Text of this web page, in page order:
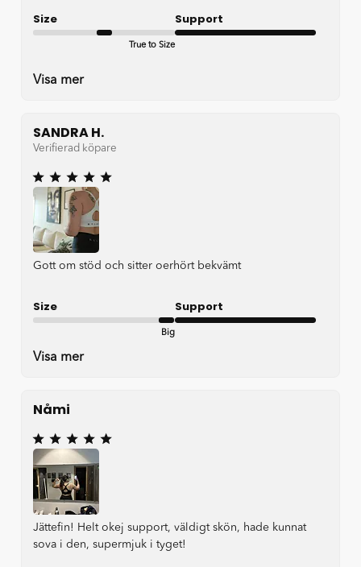
Size
True to Size
Support
Visa mer
SANDRA H.
Verifierad köpare
Gott om stöd och sitter oerhört bekvämt
Size
Big
Support
Visa mer
Nåmi
Jättefin! Helt okej support, väldigt skön, hade kunnat
sova i den, supermjuk i tyget!